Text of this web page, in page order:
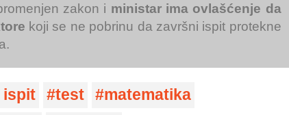
zakon i ministar ima ovlašćenje da
koji se ne pobrinu da završni ispit protekne
ispit test
matematika